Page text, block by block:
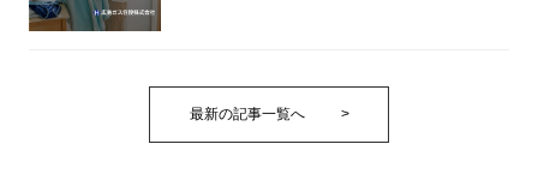
最新の記事一覧へ >